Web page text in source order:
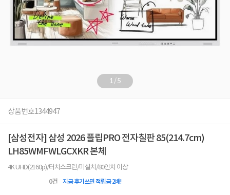
1/5
상품번호1344947
[삼성전자] 삼성 2026 플립PRO 전자칠판 85(214.7cm)
LH85WMFWLGCXKR 본체
4K UHD(2160p)/터치스크린/미설치/80인치 이상
0건 지금 후기쓰면 적립금 2배!